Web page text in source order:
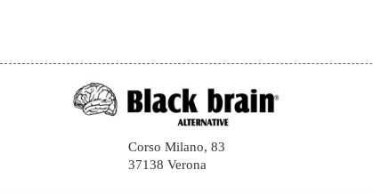
Corso Milano, 83
37138 Verona